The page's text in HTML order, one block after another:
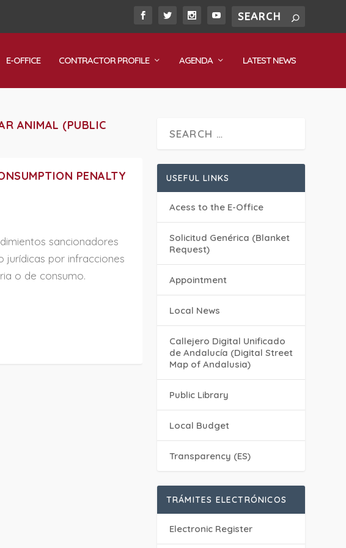
E-OFFICE CONTRACTOR PROFILE AGENDA LATEST NEWS
ANIMAL (PUBLIC
PENALTY
sancionadores
jurídicas por infracciones
o de consumo.
USEFUL LINKS
Acess to the E-Office
Solicitud Genérica (Blanket
Request)
Appointment
Local News
Callejero Digital Unificado
de Andalucía (Digital Street
Map of Andalusia)
Public Library
Local Budget
Transparency (ES)
TRÁMITES ELECTRÓNICOS
Electronic Register